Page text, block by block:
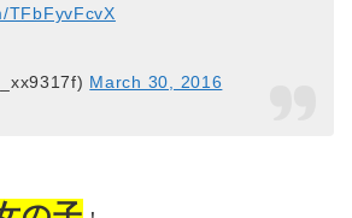
TFbFyvFcvX
March 30, 2016